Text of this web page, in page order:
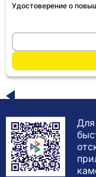
Удостоверение о